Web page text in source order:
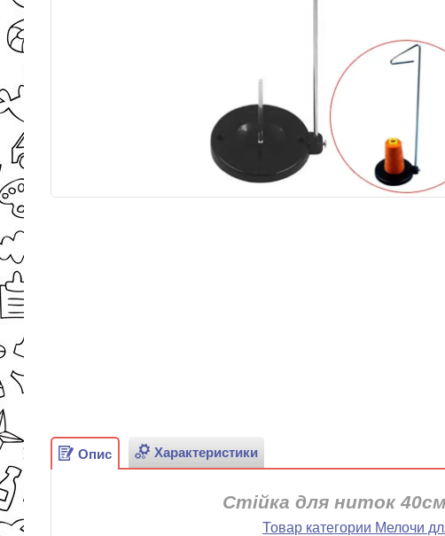
Опис Характеристики
Стійка для ниток
Товар категории Мелочи